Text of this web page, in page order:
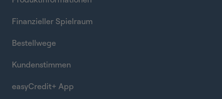
Finanzieller Spielraum
Bestellwege
Kundenstimmen
easyCredit+ App